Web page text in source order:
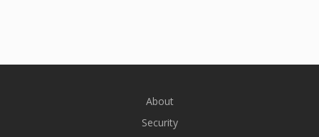
About
Security